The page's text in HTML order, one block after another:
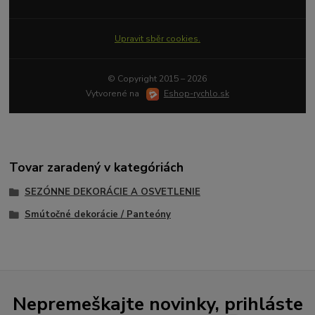
Upravit sběr cookies.
© Copyright 2015 – 2026
Vytvorené na
Eshop-rychlo.sk
Tovar zaradený v kategóriách
SEZÓNNE DEKORÁCIE A OSVETLENIE
Smútočné dekorácie / Panteóny
Nepremeškajte novinky, prihláste